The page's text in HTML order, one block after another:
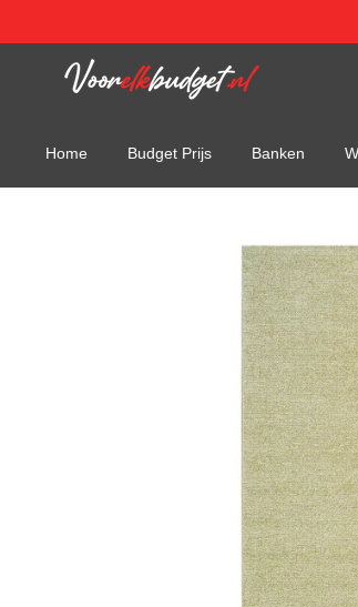
direct
Home Budget Prijs Banken